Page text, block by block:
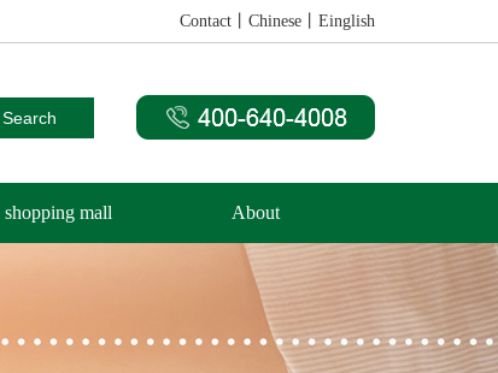
Contact Chinese Einglish
shopping mall About